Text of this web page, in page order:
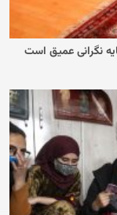
نگرانی عمیق است